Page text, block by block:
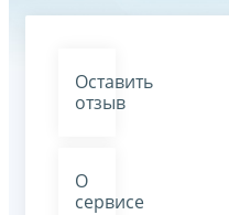
Оставить
отзыв
О
сервисе